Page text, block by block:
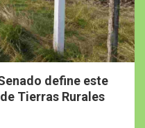
define este
Tierras Rurales